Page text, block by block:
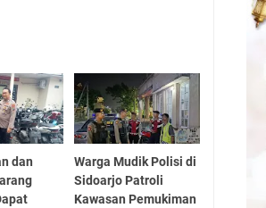
dan
Warga Mudik Polisi di
Sidoarjo Patroli
Kawasan Pemukiman